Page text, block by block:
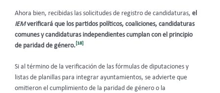
Ahora bien, recibidas las solicitudes de registro de candidaturas, el
IEMverificará que los partidos políticos, coaliciones, candidaturas
comunes y candidaturas independientes cumplan con el principio
de paridad de género. [18]
Si al término de la verificación de las fórmulas de diputaciones y
listas de planillas para integrar ayuntamientos, se advierte que
omitieron el cumplimiento de la paridad de género o la